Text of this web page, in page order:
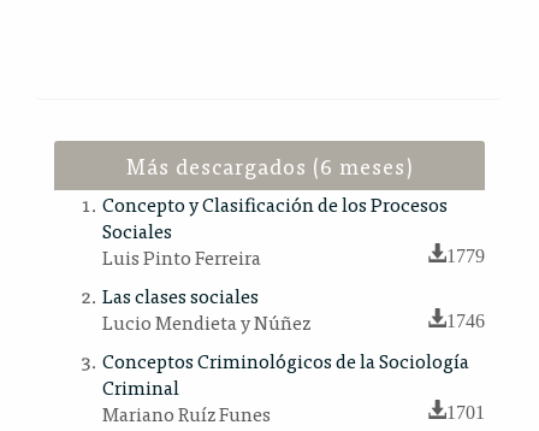
Más descargados (6 meses)
Concepto y Clasificación de los Procesos
Sociales
Luis Pinto Ferreira
1779
Las clases sociales
Lucio Mendieta y Núñez
1746
Conceptos Criminológicos de la Sociología
Criminal
Mariano Ruíz Funes
1701